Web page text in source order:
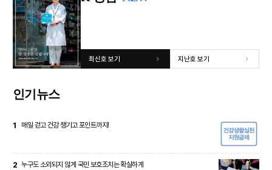
최신호 보기 지난호 보기
인기뉴스
1 매일 걷고 건강 챙기고 포인트까지!
2 누구도 소외되지 않게 국민 보호조치는 확실하게